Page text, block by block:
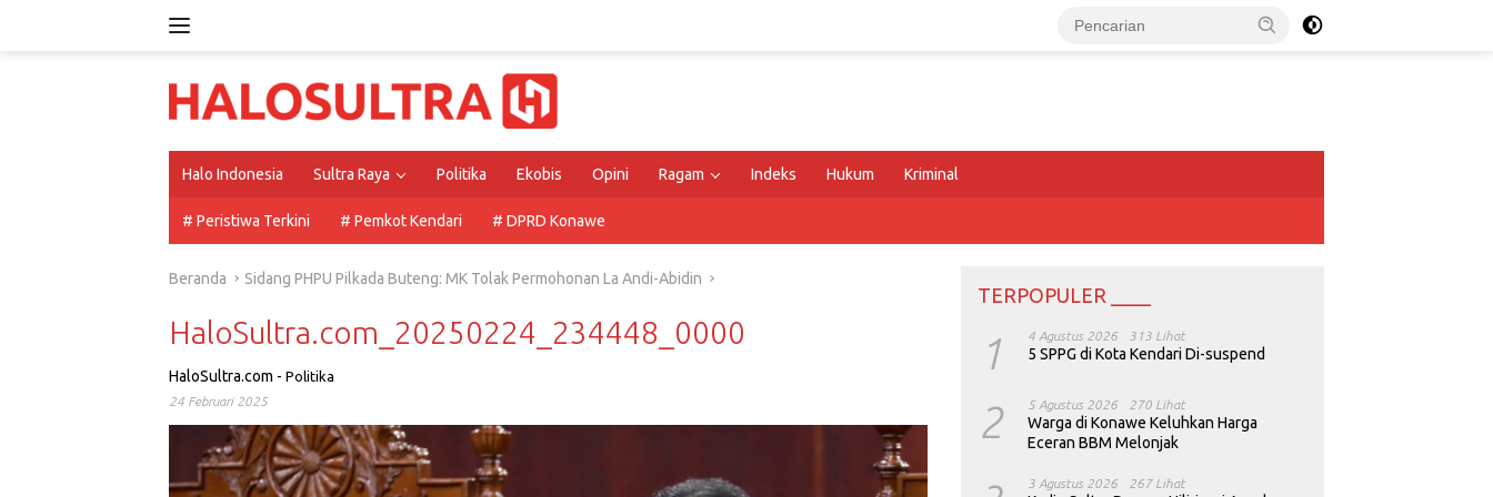
Halo Indonesia Sultra Raya Politika Ekobis Opini Ragam Indeks Hukum Kriminal
# Peristiwa Terkini # Pemkot Kendari # DPRD Konawe
Beranda Sidang PHPU Pilkada Buteng: MK Tolak Permohonan La Andi-Abidin
HaloSultra.com_20250224_234448_0000
HaloSultra.com - Politika
24 Februari 2025
TERPOPULER ____
1 4 Agustus 2026 313 Lihat
5 SPPG di Kota Kendari Di-suspend
2 5 Agustus 2026 270 Lihat
Warga di Konawe Keluhkan Harga
Eceran BBM Melonjak
3 Agustus 2026 267 Lihat